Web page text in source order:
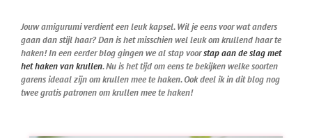
Jouw amigurumi verdient een leuk kapsel. Wil je eens voor wat anders
gaan dan stijl haar? Dan is het misschien wel leuk om krullend haar te
haken! In een eerder blog gingen we al stap voorstap aan de slag met
het haken van krullen. Nu is het tijd om eens te bekijken welke soorten
garens ideaal zijn om krullen mee te haken. Ook deel ik in dit blog nog
twee gratis patronen om krullen mee te haken!